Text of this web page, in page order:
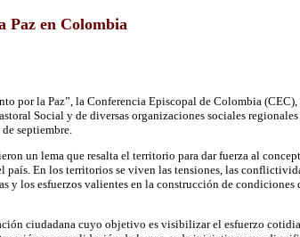
Paz en Colombia
por la Paz”, la Conferencia Episcopal de Colombia (CEC),
Social y de diversas organizaciones sociales
septiembre.
un lema que resalta el territorio para dar fuerza al
En los territorios se viven las tensiones, las
y los esfuerzos valientes en la construcción de
ciudadana cuyo objetivo es visibilizar el esfuerzo